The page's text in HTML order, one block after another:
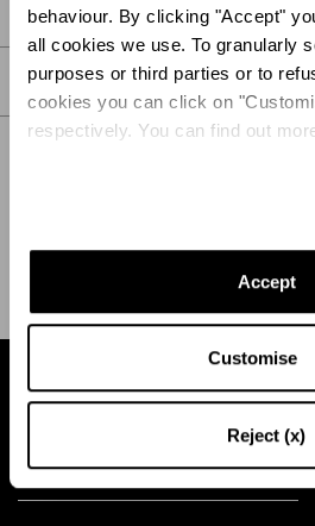
behaviour. By clicking "Accept"
all cookies we use. To granularly
purposes or third parties or to
cookies you can click on
respectively. You can find out
Accept
Customise
Reject (x)
DÉTAIL
SOIN
Trouvez une boutique près de